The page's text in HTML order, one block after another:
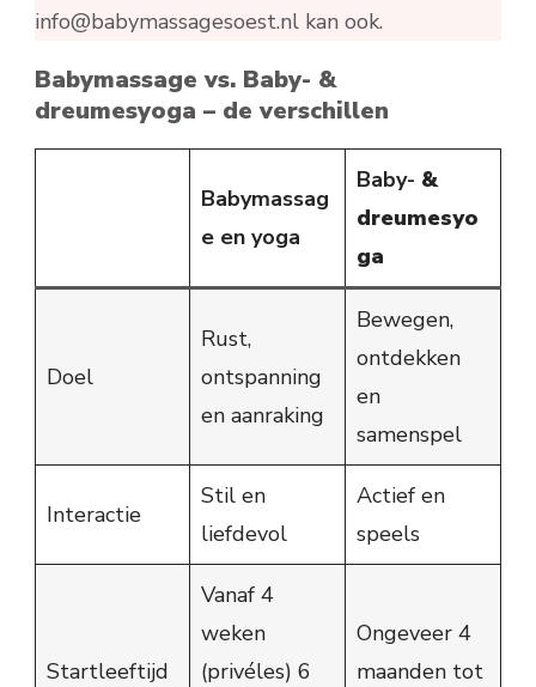
info@babymassagesoest.nl kan ook.
Babymassage vs. Baby- &
dreumesyoga – de verschillen
Babymassag
e en yoga
Baby- &
dreumesyo
ga
Doel
Rust,
ontspanning
en aanraking
Bewegen,
ontdekken
en
samenspel
Interactie
Stil en
liefdevol
Actief en
speels
Startleeftijd
Vanaf 4
weken
(privéles) 6
Ongeveer 4
maanden tot